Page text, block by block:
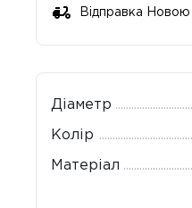
Відправка
Діаметр
Колір
Матеріал